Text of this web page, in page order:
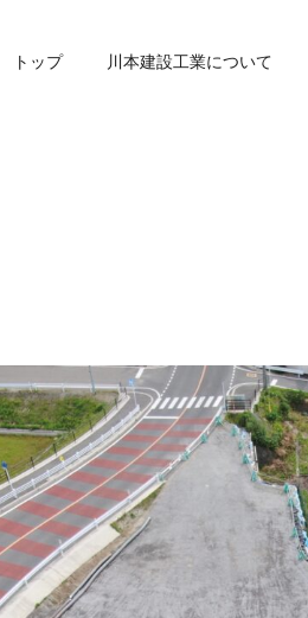
トップ 川本建設工業について